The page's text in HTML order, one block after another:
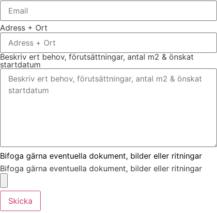
Adress + Ort
Beskriv ert behov, förutsättningar, antal m2 & önskat
startdatum
Bifoga gärna eventuella dokument, bilder eller ritningar
Bifoga gärna eventuella dokument, bilder eller ritningar
Skicka